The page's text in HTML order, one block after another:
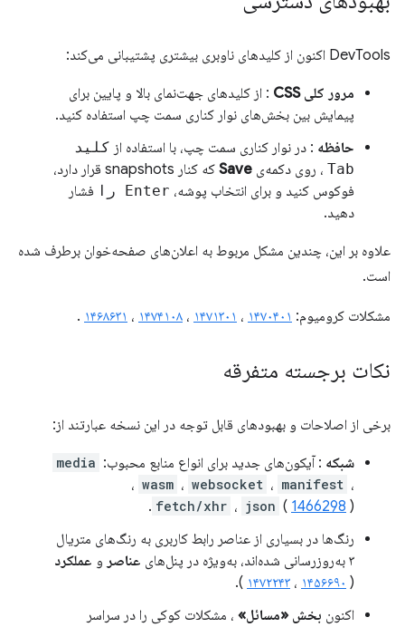
DevTools اکنون از کلیدهای ناوبری بیشتری پشتیبانی می‌کند:
مرور کلی CSS
: از کلیدهای جهت‌نمای بالا و پایین برای
پیمایش بین بخش‌های نوار کناری سمت چپ استفاده کنید.
حافظه : در نوار کناری سمت چپ، با استفاده از کلید
Tab ، روی دکمه‌ی Save
که کنار snapshots قرار دارد،
فوکوس کنید و برای انتخاب پوشه، Enter را
فشار
دهید.
علاوه بر این، چندین مشکل مربوط به اعلان‌های صفحه‌خوان برطرف شده
است.
مشکلات کرومیوم: ۱۴۷۰۴۰۱ ، ۱۴۷۱۳۰۱ ، ۱۴۷۴۱۰۸ ، ۱۴۶۸۶۳۱ .
نکات برجسته متفرقه
برخی از اصلاحات و بهبودهای قابل توجه در این نسخه عبارتند از:
شبکه : آیکون‌های جدید برای انواع منابع محبوب: media
، wasm ، websocket ، manifest ،
fetch/xhr ، json ( 1466298 ).
رنگ‌ها در بسیاری از عناصر رابط کاربری به رنگ‌های متریال
۳ به‌روزرسانی شده‌اند، به‌ویژه در پنل‌های
عناصر و عملکرد
( ۱۴۵۶۶۹۰ ، ۱۴۷۲۲۴۳ ).
اکنون بخش «مسائل» ، مشکلات کوکی را در سراسر